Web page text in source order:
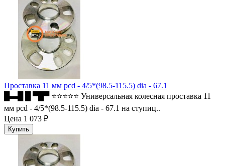
Проставка 11 мм pcd - 4/5*(98.5-115.5) dia - 67.1
█▬█ █ ▀█▀ ⭐⭐⭐⭐⭐ Универсальная колесная проставка 11
мм pcd - 4/5*(98.5-115.5) dia - 67.1 на ступиц..
Цена 1 073 ₽